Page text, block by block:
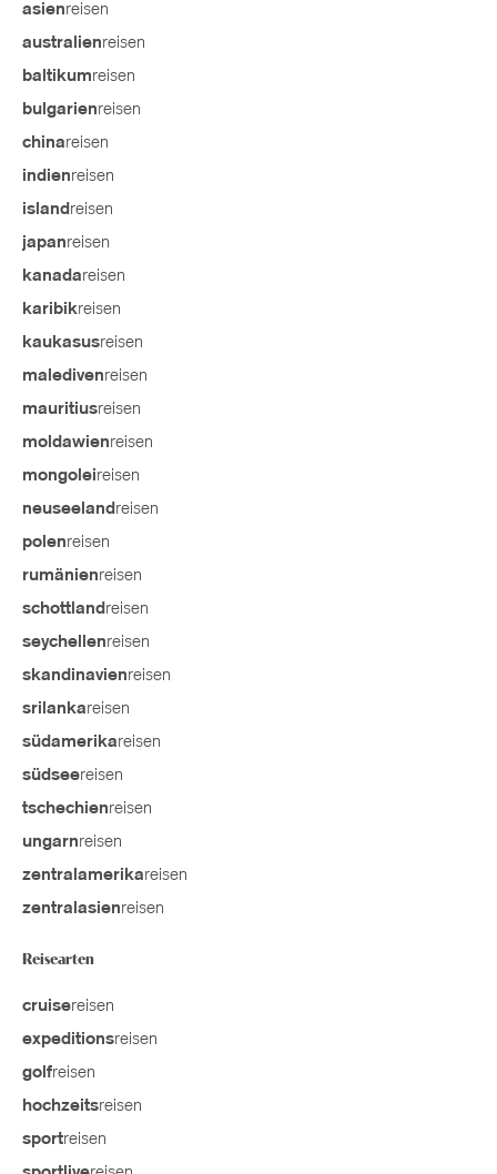
asienreisen
australienreisen
baltikumreisen
bulgarienreisen
chinareisen
indienreisen
island reisen
japanreisen
kanadareisen
karibikreisen
kaukasusreisen
maledivenreisen
mauritiusreisen
moldawienreisen
mongoleireisen
neuseeland reisen
polenreisen
rumänienreisen
schottland reisen
seychellenreisen
skandinavienreisen
srilankareisen
südamerikareisen
südseereisen
tschechienreisen
ungarnreisen
zentralamerikareisen
zentralasienreisen
Reisearten
cruisereisen
expeditionsreisen
golfreisen
hochzeitsreisen
sportreisen